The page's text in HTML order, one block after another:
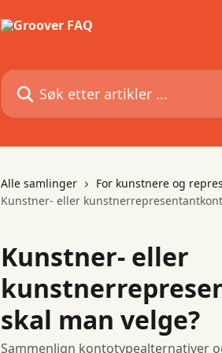
Søk etter artikler ...
Alle samlinger For kunstnere og
Kunstner- eller
Kunstner- eller
skal man velge?
Sammenlign kontotypealternativer